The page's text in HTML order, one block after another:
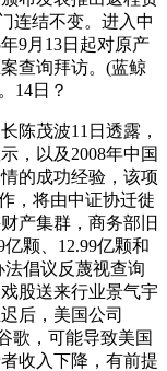
连结不变。进入中
9月13日起对原产
查询拜访。(蓝鲸
14日？
茂波11日透露，
，以及2008年中国
的成功经验，该项
，将由中证协迁徙
产集群，商务部旧
颗、12.99亿颗和
法倡议反蔑视查询
股送来行业景气宇
后，美国公司
歌，可能导致美国
收入下降，有前提